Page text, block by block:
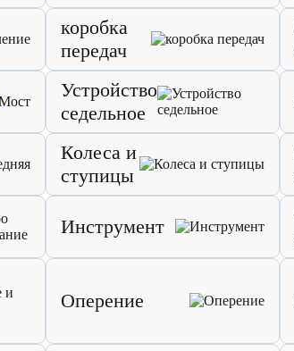
коробка
передач
Устройство
седельное
Колеса и
ступицы
Инструмент
Оперение